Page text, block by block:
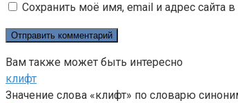
Сохранить моё имя, email и адрес сайта
Вам также может быть интересно
клифт
Значение слова «клифт» по словарю